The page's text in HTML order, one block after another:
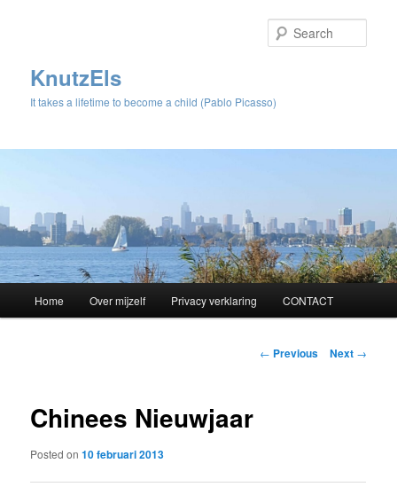
KnutzEls
It takes a lifetime to become a child (Pablo Picasso)
Skip
content
Home Over mijzelf Privacy verklaring CONTACT
Post
← Previous Next →
Chinees Nieuwjaar
Posted on10 februari 2013